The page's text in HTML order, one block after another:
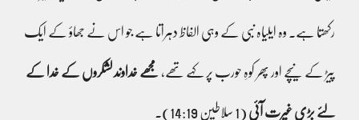
رکھتا ہے۔ وہ ایلیاہ نبی کے وہی الفاظ دہراتا ہے جو اس نے جھاؤ کے ایک
پیڑ کے نیچے اور پھر کوہِ حورب پر کہے تھے، مجھے خداوند لشکروں کے خدا کے
لئے بڑی غیرت آئی (1 سلاطین 14:19)۔